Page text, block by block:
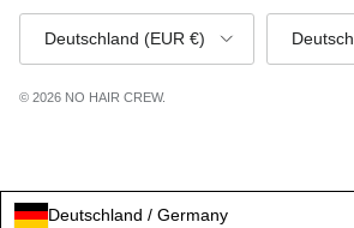
Land/Region
Deutschland (EUR €)
Sprache
Deutsch
© 2026 NO HAIR CREW.
Deutschland / Germany